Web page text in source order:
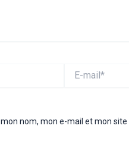
mail*
nom, mon e-mail et mon